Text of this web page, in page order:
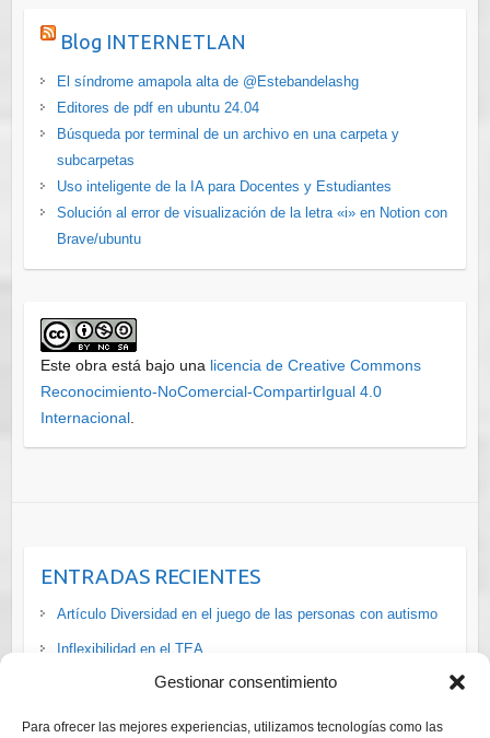
Gestionar consentimiento
Para ofrecer las mejores experiencias, utilizamos tecnologías como las
Blog INTERNETLAN
El síndrome amapola alta de @Estebandelashg
Editores de pdf en ubuntu 24.04
Búsqueda por terminal de un archivo en una carpeta y
subcarpetas
Uso inteligente de la IA para Docentes y Estudiantes
Solución al error de visualización de la letra «i» en Notion con
Brave/ubuntu
Este obra está bajo una licencia de Creative Commons
Reconocimiento-NoComercial-CompartirIgual 4.0
Internacional.
ENTRADAS RECIENTES
Artículo Diversidad en el juego de las personas con autismo
Inflexibilidad en el TEA
La situación de las personas #LGTBI+ con #discapacidad en